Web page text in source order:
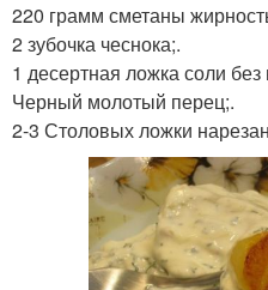
220 грамм сметаны
2 зубочка чеснока;.
1 десертная ложка соли без
Черный молотый перец;.
2-3 Столовых ложки